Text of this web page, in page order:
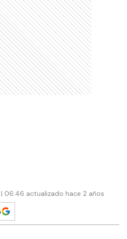
06:46 actualizado hace 2 años